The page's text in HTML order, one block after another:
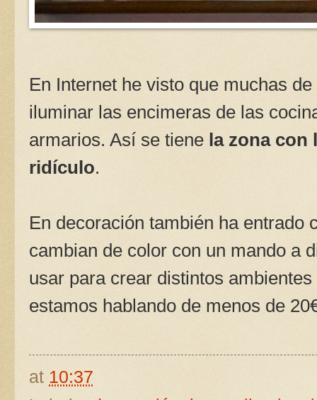
En Internet he visto que muchas
iluminar las encimeras de las
armarios. Así se tiene la zona con
ridículo.
En decoración también ha entrado
cambian de color con un mando a
usar para crear distintos
estamos hablando de menos de
at 10:37